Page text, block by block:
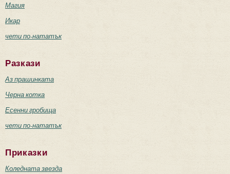
Магия
Икар
чети по-нататък
Разкази
Аз прашинката
Черна котка
Есенни гробища
чети по-нататък
Приказки
Коледната звезда